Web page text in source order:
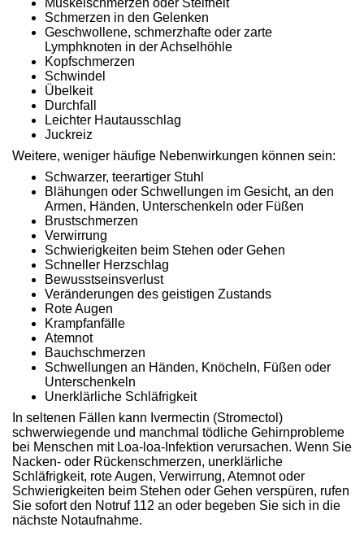
Schmerzen in den Gelenken
Geschwollene, schmerzhafte oder zarte
Lymphknoten in der Achselhöhle
Kopfschmerzen
Schwindel
Übelkeit
Durchfall
Leichter Hautausschlag
Juckreiz
Weitere, weniger häufige Nebenwirkungen können sein:
Schwarzer, teerartiger Stuhl
Blähungen oder Schwellungen im Gesicht, an den
Armen, Händen, Unterschenkeln oder Füßen
Brustschmerzen
Verwirrung
Schwierigkeiten beim Stehen oder Gehen
Schneller Herzschlag
Bewusstseinsverlust
Veränderungen des geistigen Zustands
Rote Augen
Krampfanfälle
Atemnot
Bauchschmerzen
Schwellungen an Händen, Knöcheln, Füßen oder
Unterschenkeln
Unerklärliche Schläfrigkeit
In seltenen Fällen kann Ivermectin (Stromectol)
schwerwiegende und manchmal tödliche Gehirnprobleme
bei Menschen mit Loa-loa-Infektion verursachen. Wenn Sie
Nacken- oder Rückenschmerzen, unerklärliche
Schläfrigkeit, rote Augen, Verwirrung, Atemnot oder
Schwierigkeiten beim Stehen oder Gehen verspüren, rufen
Sie sofort den Notruf 112 an oder begeben Sie sich in die
nächste Notaufnahme.